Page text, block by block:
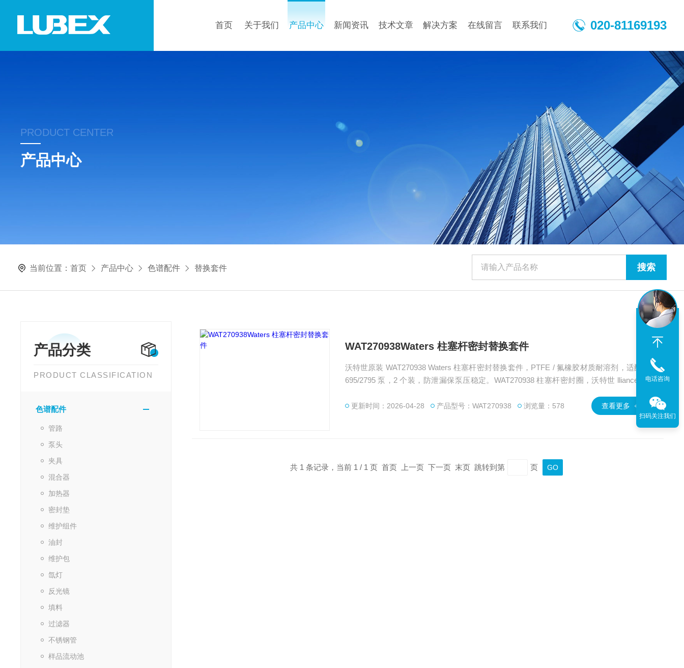
首页 关于我们 产品中心 新闻资讯 技术文章 解决方案 在线留言 联系我们 020-81169193
PRODUCT CENTER
产品中心
当前位置： 首页 产品中心 色谱配件 替换套件
产品分类
PRODUCT CLASSIFICATION
色谱配件
管路
泵头
夹具
混合器
加热器
密封垫
维护组件
油封
维护包
氙灯
反光镜
填料
过滤器
不锈钢管
样品流动池
WAT270938Waters 柱塞杆密封替换套件
沃特世原装 WAT270938 Waters 柱塞杆密封替换套件，PTFE / 氟橡胶材质耐溶剂，适配 2
695/2795 泵，2 个装，防泄漏保泵压稳定。WAT270938 柱塞杆密封圈，沃特世 lliance 系
s代理商，提供 Waters WAT270938 柱塞杆 产品技术支持与应用安装。
更新时间：2026-04-28 产品型号：WAT270938 浏览量：578 查看更多 +
共 1 条记录，当前 1 / 1 页 首页 上一页 下一页 末页 跳转到第 页
电话咨询
扫码关注我们